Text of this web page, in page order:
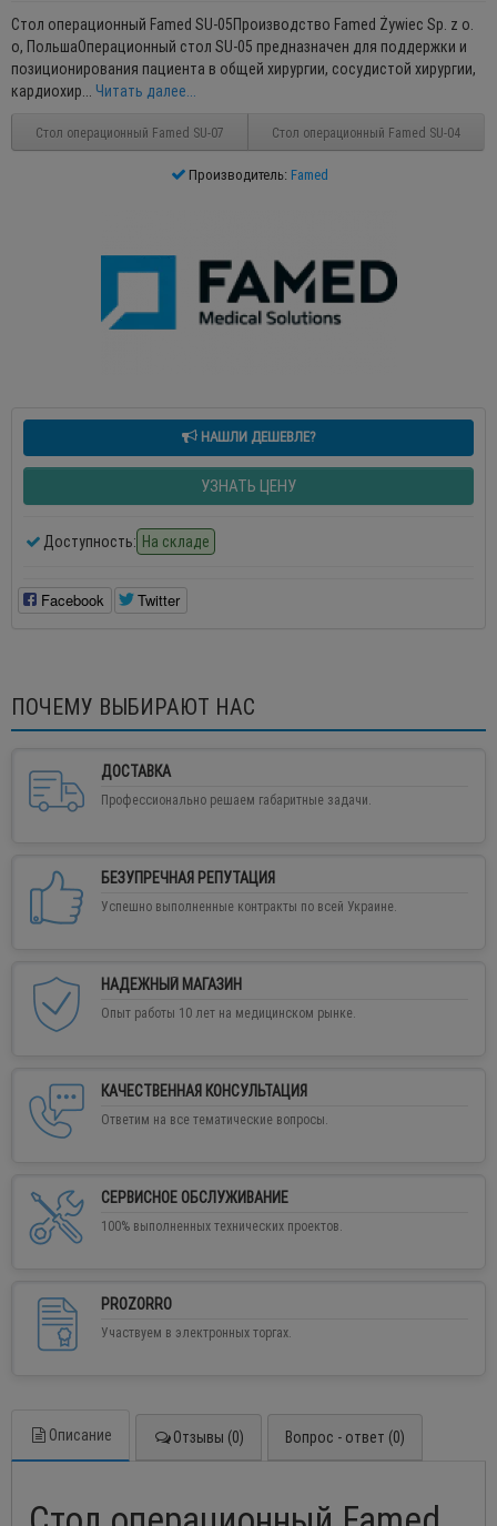
Стол операционный Famed SU-05Производство Famed Żywiec Sp. z o.
o, ПольшаОперационный стол SU-05 предназначен для поддержки и
позиционирования пациента в общей хирургии, сосудистой хирургии,
кардиохир... Читать далее...
Стол операционный Famed SU-07 Стол операционный Famed SU-04
Производитель: Famed
НАШЛИ ДЕШЕВЛЕ?
УЗНАТЬ ЦЕНУ
Доступность: На складе
Facebook Twitter
ПОЧЕМУ ВЫБИРАЮТ НАС
ДОСТАВКА
Профессионально решаем габаритные задачи.
БЕЗУПРЕЧНАЯ РЕПУТАЦИЯ
Успешно выполненные контракты по всей Украине.
НАДЕЖНЫЙ МАГАЗИН
Опыт работы 10 лет на медицинском рынке.
КАЧЕСТВЕННАЯ КОНСУЛЬТАЦИЯ
Ответим на все тематические вопросы.
СЕРВИСНОЕ ОБСЛУЖИВАНИЕ
100% выполненных технических проектов.
PROZORRO
Участвуем в электронных торгах.
Описание Отзывы (0) Вопрос - ответ (0)